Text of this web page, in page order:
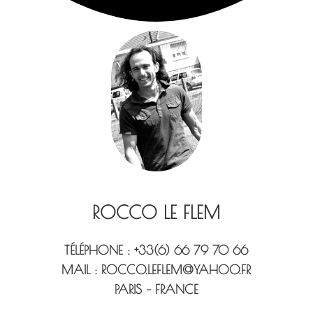
ROCCO LE FLEM
TÉLÉPHONE : +33(6) 66 79 70 66
MAIL : ROCCO.LEFLEM@YAHOO.FR
PARIS – FRANCE